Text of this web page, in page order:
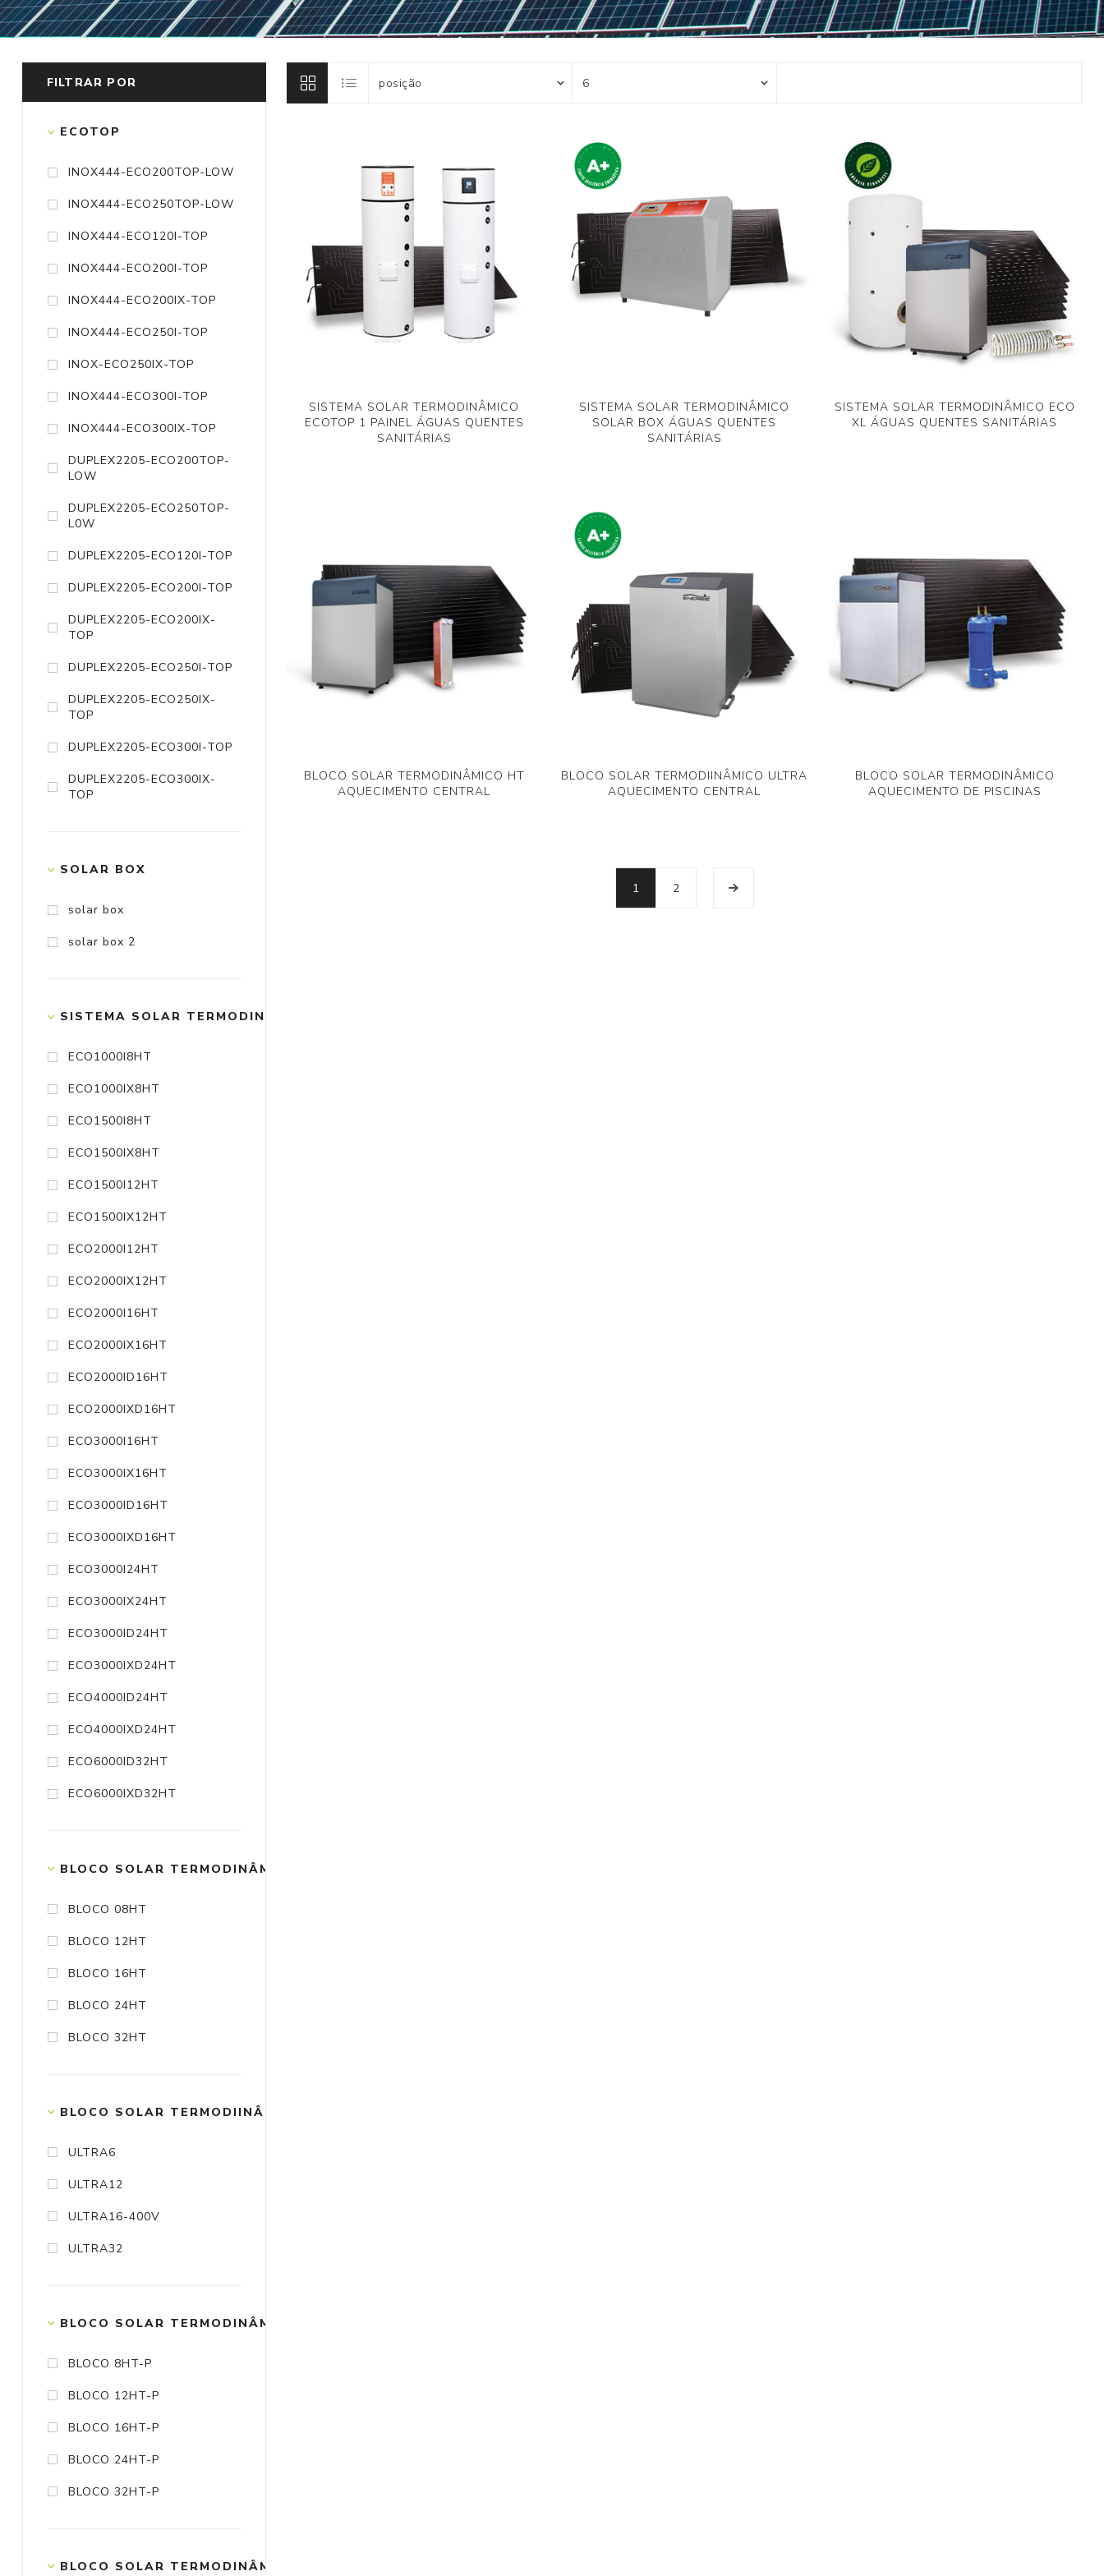
Bomba de Calor II
SISTEMA SOLAR TERMODINÂMICO
ECOTOP 1 PAINEL ÁGUAS QUENTES
SANITÁRIAS
SISTEMA SOLAR TERMODINÂMICO
SOLAR BOX ÁGUAS QUENTES
SANITÁRIAS
SISTEMA SOLAR TERMODINÂMICO ECO
XL ÁGUAS QUENTES SANITÁRIAS
BLOCO SOLAR TERMODINÂMICO HT
AQUECIMENTO CENTRAL
BLOCO SOLAR TERMODIINÂMICO ULTRA
AQUECIMENTO CENTRAL
BLOCO SOLAR TERMODINÂMICO
AQUECIMENTO DE PISCINAS
1 2
FILTRAR POR
ECOTOP
INOX444-ECO200TOP-LOW
INOX444-ECO250TOP-LOW
INOX444-ECO120I-TOP
INOX444-ECO200I-TOP
INOX444-ECO200IX-TOP
INOX444-ECO250I-TOP
INOX-ECO250IX-TOP
INOX444-ECO300I-TOP
INOX444-ECO300IX-TOP
DUPLEX2205-ECO200TOP-
LOW
DUPLEX2205-ECO250TOP-
L0W
DUPLEX2205-ECO120I-TOP
DUPLEX2205-ECO200I-TOP
DUPLEX2205-ECO200IX-
TOP
DUPLEX2205-ECO250I-TOP
DUPLEX2205-ECO250IX-
TOP
DUPLEX2205-ECO300I-TOP
DUPLEX2205-ECO300IX-
TOP
SOLAR BOX
solar box
solar box 2
SISTEMA SOLAR TERMODINÂMICO ECO XL ÁGUAS QUENTES SANITÁRIAS
ECO1000I8HT
ECO1000IX8HT
ECO1500I8HT
ECO1500IX8HT
ECO1500I12HT
ECO1500IX12HT
ECO2000I12HT
ECO2000IX12HT
ECO2000I16HT
ECO2000IX16HT
ECO2000ID16HT
ECO2000IXD16HT
ECO3000I16HT
ECO3000IX16HT
ECO3000ID16HT
ECO3000IXD16HT
ECO3000I24HT
ECO3000IX24HT
ECO3000ID24HT
ECO3000IXD24HT
ECO4000ID24HT
ECO4000IXD24HT
ECO6000ID32HT
ECO6000IXD32HT
BLOCO SOLAR TERMODINÂMICO HT AQUECIMENTO CENTRAL
BLOCO 08HT
BLOCO 12HT
BLOCO 16HT
BLOCO 24HT
BLOCO 32HT
BLOCO SOLAR TERMODIINÂMICO ULTRA AQUECIMENTO CENTRAL
ULTRA6
ULTRA12
ULTRA16-400V
ULTRA32
BLOCO SOLAR TERMODINÂMICO AQUECIMENTO DE PISCINAS
BLOCO 8HT-P
BLOCO 12HT-P
BLOCO 16HT-P
BLOCO 24HT-P
BLOCO 32HT-P
BLOCO SOLAR TERMODINÂMICO ULTRA AQUECIMENTO DE PISCINAS